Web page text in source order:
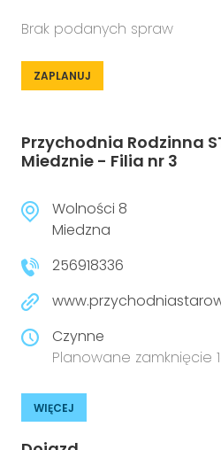
Brak podanych spraw
ZAPLANUJ
Przychodnia Rodzinna
Miedznie - Filia nr 3
Wolności 8
Miedzna
256918336
Czynne
Planowane zamknięcie
WIĘCEJ